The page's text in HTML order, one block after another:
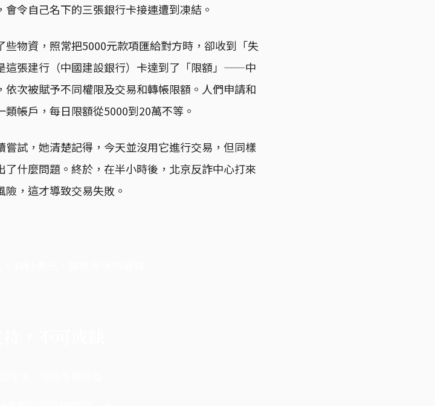
令自己名下的三張銀行卡接連遭到凍結。
物資，照常把5000元款項匯給對方時，卻收到「失
這張建行（中國建設銀行）卡達到了「限額」——中
次被賦予不同權限及交易和轉帳限額。人們申請和
帳戶，每日限額從5000到20萬不等。
試，她清楚記得，今天並沒用它進行交易，但同樣
什麼問題。終於，在半小時後，北京反詐中心打來
，這才導致交易失敗。